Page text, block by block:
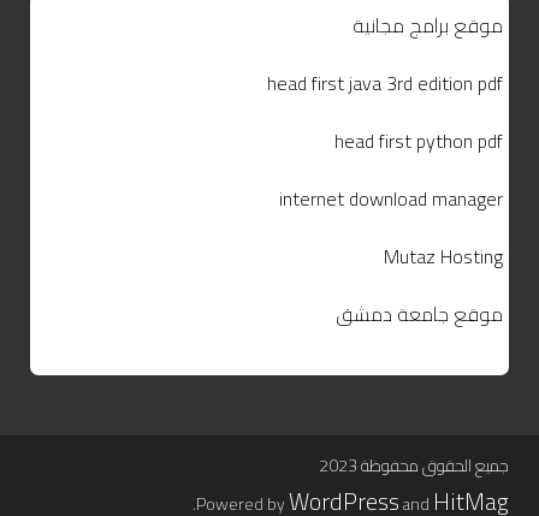
موقع برامج مجانية
head first java 3rd edition pdf
head first python pdf
internet download manager
Mutaz Hosting
موقع جامعة دمشق
جميع الحقوق محفوظة 2023
Powered byWordPressand HitMag
.